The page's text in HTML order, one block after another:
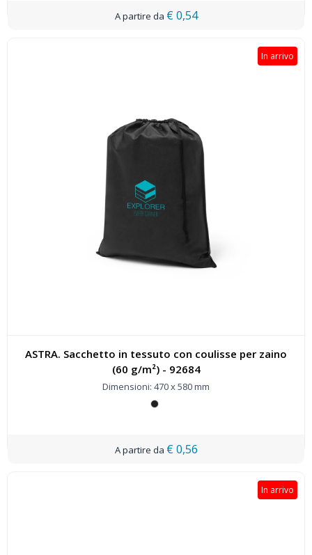
€ 0,54
ASTRA. Sacchetto in tessuto con coulisse per zaino
(60 g/m²) - 92684
In arrivo
Dimensioni: 470 x 580 mm
€ 0,56
In arrivo